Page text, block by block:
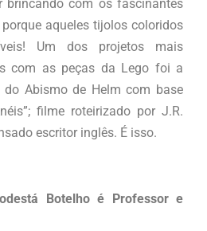
brincando com os fascinantes
aqueles tijolos coloridos
Um dos projetos mais
com as peças da Lego foi a
do Abismo de Helm com base
filme roteirizado por J.R.
escritor inglês. É isso.
Botelho é Professor e